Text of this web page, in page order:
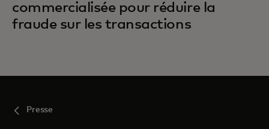
commercialisée pour réduire la
fraude sur les transactions
Presse